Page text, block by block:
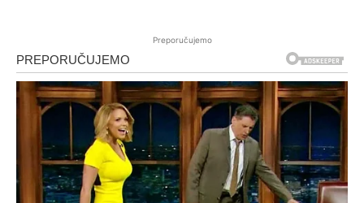
Preporučujemo